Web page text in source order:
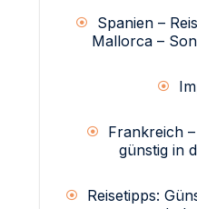
Spanien –
Mallorca –
Frankreich
günstig in
Reisetipps: